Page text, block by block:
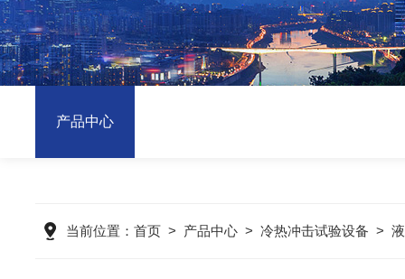
产品中心
当前位置： 首页 > 产品中心 > 冷热冲击试验设备 >